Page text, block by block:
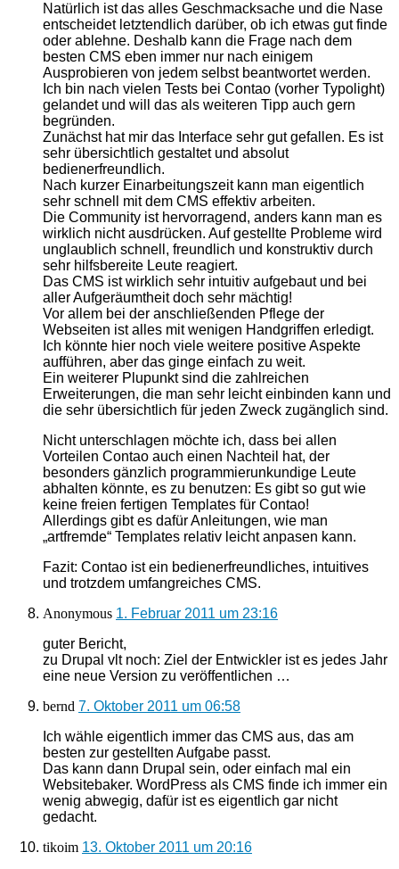
Natürlich ist das alles Geschmacksache und die Nase
entscheidet letztendlich darüber, ob ich etwas gut finde
oder ablehne. Deshalb kann die Frage nach dem
besten CMS eben immer nur nach einigem
Ausprobieren von jedem selbst beantwortet werden.
Ich bin nach vielen Tests bei Contao (vorher Typolight)
gelandet und will das als weiteren Tipp auch gern
begründen.
Zunächst hat mir das Interface sehr gut gefallen. Es ist
sehr übersichtlich gestaltet und absolut
bedienerfreundlich.
Nach kurzer Einarbeitungszeit kann man eigentlich
sehr schnell mit dem CMS effektiv arbeiten.
Die Community ist hervorragend, anders kann man es
wirklich nicht ausdrücken. Auf gestellte Probleme wird
unglaublich schnell, freundlich und konstruktiv durch
sehr hilfsbereite Leute reagiert.
Das CMS ist wirklich sehr intuitiv aufgebaut und bei
aller Aufgeräumtheit doch sehr mächtig!
Vor allem bei der anschließenden Pflege der
Webseiten ist alles mit wenigen Handgriffen erledigt.
Ich könnte hier noch viele weitere positive Aspekte
aufführen, aber das ginge einfach zu weit.
Ein weiterer Plupunkt sind die zahlreichen
Erweiterungen, die man sehr leicht einbinden kann und
die sehr übersichtlich für jeden Zweck zugänglich sind.
Nicht unterschlagen möchte ich, dass bei allen
Vorteilen Contao auch einen Nachteil hat, der
besonders gänzlich programmierunkundige Leute
abhalten könnte, es zu benutzen: Es gibt so gut wie
keine freien fertigen Templates für Contao!
Allerdings gibt es dafür Anleitungen, wie man
„artfremde“ Templates relativ leicht anpasen kann.
Fazit: Contao ist ein bedienerfreundliches, intuitives
und trotzdem umfangreiches CMS.
Anonymous 1. Februar 2011 um 23:16
guter Bericht,
zu Drupal vlt noch: Ziel der Entwickler ist es jedes Jahr
eine neue Version zu veröffentlichen …
bernd 7. Oktober 2011 um 06:58
Ich wähle eigentlich immer das CMS aus, das am
besten zur gestellten Aufgabe passt.
Das kann dann Drupal sein, oder einfach mal ein
Websitebaker. WordPress als CMS finde ich immer ein
wenig abwegig, dafür ist es eigentlich gar nicht
gedacht.
tikoim 13. Oktober 2011 um 20:16